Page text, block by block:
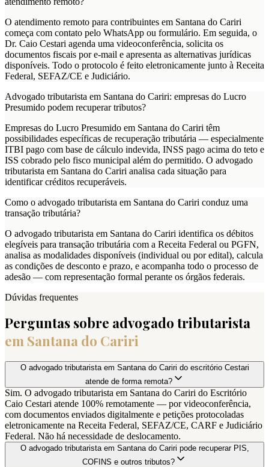
O atendimento remoto para contribuintes em Santana do Cariri
começa com contato pelo WhatsApp ou formulário. Em seguida, o
Dr. Caio Cestari agenda uma videoconferência, solicita os
documentos fiscais por e-mail e apresenta as alternativas jurídicas
disponíveis. Todo o protocolo é feito eletronicamente junto à Receita
Federal, SEFAZ/CE e Judiciário.
Advogado tributarista em Santana do Cariri: empresas do Lucro
Presumido podem recuperar tributos?
Empresas do Lucro Presumido em Santana do Cariri têm
possibilidades específicas de recuperação tributária — especialmente
ITBI pago com base de cálculo indevida, INSS pago acima do teto e
ISS cobrado pelo fisco municipal além do permitido. O advogado
tributarista em Santana do Cariri analisa cada situação para
identificar créditos recuperáveis.
Como o advogado tributarista em Santana do Cariri conduz uma
transação tributária?
O advogado tributarista em Santana do Cariri identifica os débitos
elegíveis para transação tributária com a Receita Federal ou PGFN,
analisa as modalidades disponíveis (individual ou por edital), calcula
as condições de desconto e prazo, e acompanha todo o processo de
adesão — com representação formal perante os órgãos federais.
Dúvidas frequentes
Perguntas sobre advogado tributarista
em Santana do Cariri
O advogado tributarista em Santana do Cariri do escritório Cestari
atende de forma remota?
Sim. O advogado tributarista em Santana do Cariri do Escritório
Caio Cestari atende 100% remotamente — por videoconferência,
com documentos enviados digitalmente e petições protocoladas
eletronicamente na Receita Federal, SEFAZ/CE, CARF e Judiciário
Federal. Não há necessidade de deslocamento.
O advogado tributarista em Santana do Cariri pode recuperar PIS,
COFINS e outros tributos?